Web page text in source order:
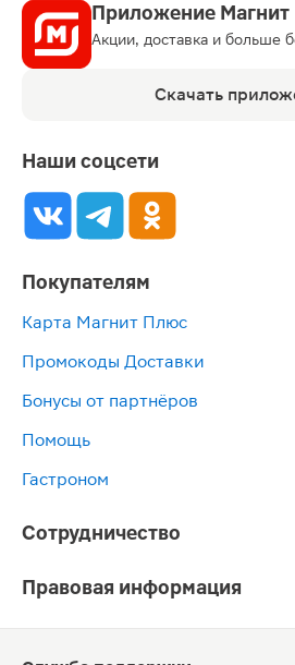
Приложение Магнит
Акции, доставка и больше
Скачать
Наши соцсети
Покупателям
Карта Магнит Плюс
Промокоды Доставки
Бонусы от партнёров
Помощь
Гастроном
Сотрудничество
Правовая информация